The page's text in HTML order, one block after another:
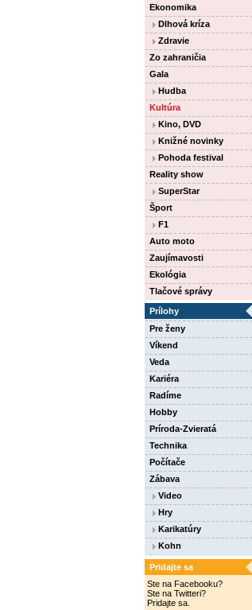
Ekonomika
Dlhová kríza
Zdravie
Zo zahraničia
Gala
Hudba
Kultúra
Kino, DVD
Knižné novinky
Pohoda festival
Reality show
SuperStar
Šport
F1
Auto moto
Zaujímavosti
Ekológia
Tlačové správy
Prílohy
Pre ženy
Víkend
Veda
Kariéra
Radíme
Hobby
Príroda-Zvieratá
Technika
Počítače
Zábava
Video
Hry
Karikatúry
Kohn
Pridajte sa
Ste na Facebooku?
Ste na Twitteri?
Pridajte sa.